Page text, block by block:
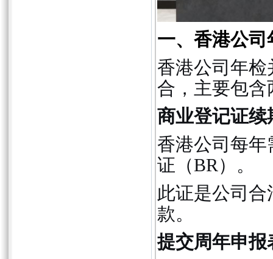
一、香港公
香港公司年检
合，主要包含
商业登记证续
香港公司每
证（BR）。
此证是公司
款。
提交周年申